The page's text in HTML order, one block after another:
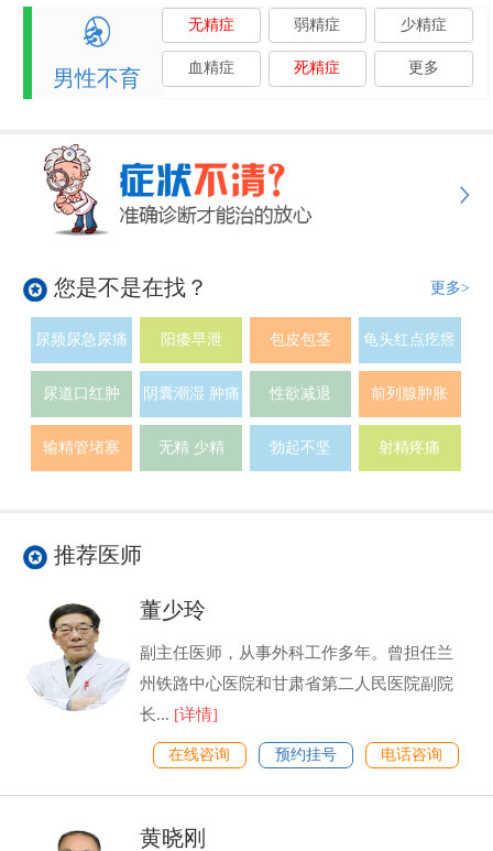
男性不育
无精症 弱精症 少精症
血精症 死精症 更多
您是不是在找？ 更多>
尿频尿急尿痛 阳痿早泄 包皮包茎 龟头红点疙瘩
尿道口红肿 阴囊潮湿 肿痛 性欲减退 前列腺肿胀
输精管堵塞 无精 少精 勃起不坚 射精疼痛
推荐医师
董少玲
副主任医师，从事外科工作多年。曾担任兰
州铁路中心医院和甘肃省第二人民医院副院
长... [详情]
在线咨询 预约挂号 电话咨询
黄晓刚